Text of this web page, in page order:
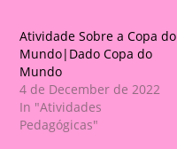
Atividade Sobre a Copa do
Mundo|Dado Copa do
Mundo
4 de December de 2022
In "Atividades
Pedagógicas"